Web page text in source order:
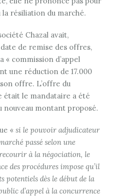
la résiliation du marché.
Chazal avait,
de remise des offres,
« commission d’appel
une réduction de 17.000
offre. L’offre du
le mandataire a été
nouveau montant proposé.
« si le pouvoir adjudicateur
passé selon une
à la négociation, le
des procédures impose qu’il
potentiels dès le début de la
d’appel à la concurrence